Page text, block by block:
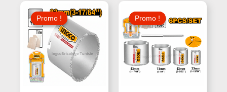
Promo !
Promo !
Prix
Initial
Était :
Le
Prix
30,000 د.ت.
Promo !
Promo !
Prix
Initial
Le